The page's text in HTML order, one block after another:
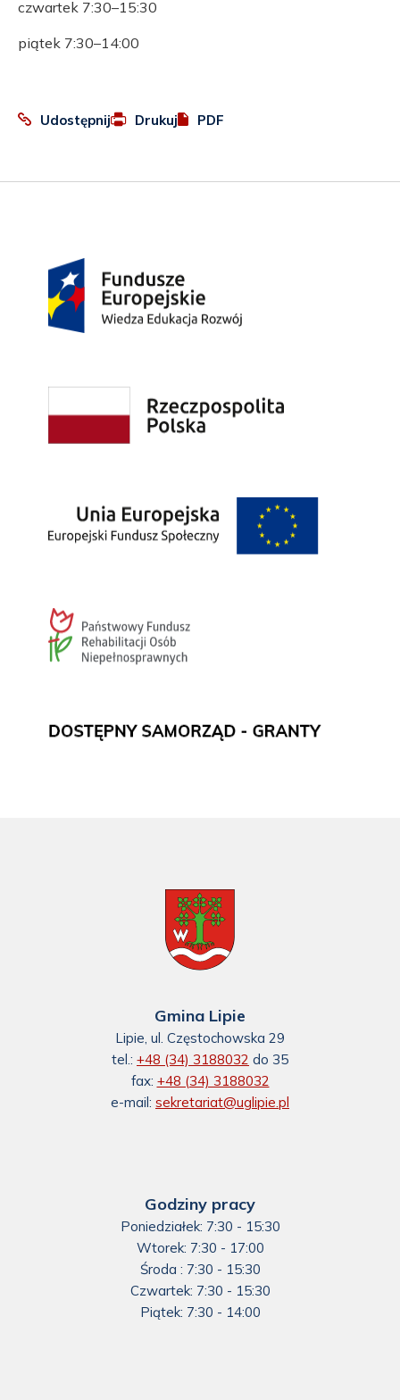
czwartek 7:30–15:30
piątek 7:30–14:00
Udostępnij:
DrukujOtworzy
karcie
PDF
Gmina Lipie
Lipie, ul. Częstochowska 29
tel.: +48 (34) 3188032 do 35
fax: +48 (34) 3188032
e-mail: sekretariat@uglipie.pl
Godziny pracy
Poniedziałek: 7:30 - 15:30
Wtorek: 7:30 - 17:00
Środa : 7:30 - 15:30
Czwartek: 7:30 - 15:30
Piątek: 7:30 - 14:00